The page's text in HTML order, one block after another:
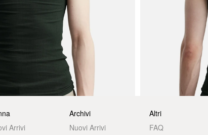
Arrivi
Archivi
Nuovi Arrivi
Altri
FAQ